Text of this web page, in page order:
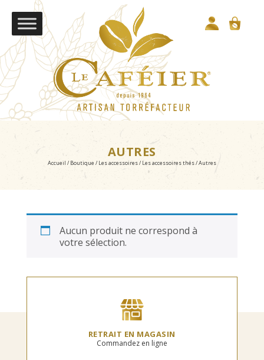
AUTRES
Accueil / Boutique / Les accessoires/ Les accessoires thés/ Autres
Aucun produit ne correspond à
votre sélection.
RETRAIT EN MAGASIN
Commandez en ligne